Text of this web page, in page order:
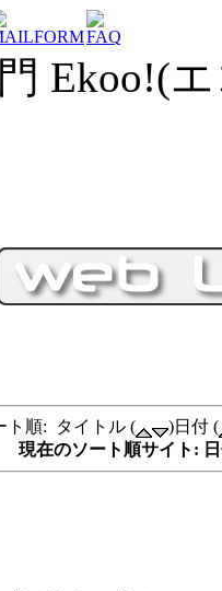
FAQ
Ekoo!(
ト順: タイトル (
)日付 (
現在のソート順サイト: